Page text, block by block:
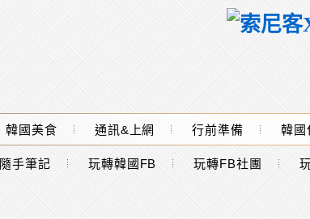
韓國美食 通訊&上網 行前準備 韓國
手筆記 玩轉韓國FB 玩轉FB社團